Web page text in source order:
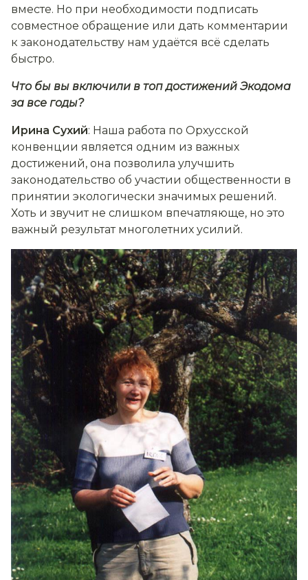
вместе. Но при необходимости подписать
совместное обращение или дать комментарии
к законодательству нам удаётся всё сделать
быстро.
Что бы вы включили в топ достижений Экодома
за все годы?
Ирина Сухий: Наша работа по Орхусской
конвенции является одним из важных
достижений, она позволила улучшить
законодательство об участии общественности в
принятии экологически значимых решений.
Хоть и звучит не слишком впечатляюще, но это
важный результат многолетних усилий.